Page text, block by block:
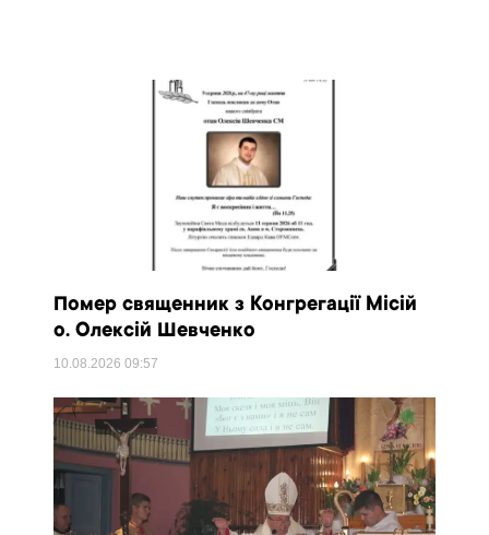
Помер священник з Конгрегації Місій
о. Олексій Шевченко
10.08.202609:57